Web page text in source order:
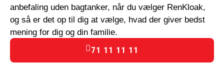
anbefaling uden bagtanker, når du vælger RenKloak,
og så er det op til dig at vælge, hvad der giver bedst
mening for dig og din familie.
71 11 11 11